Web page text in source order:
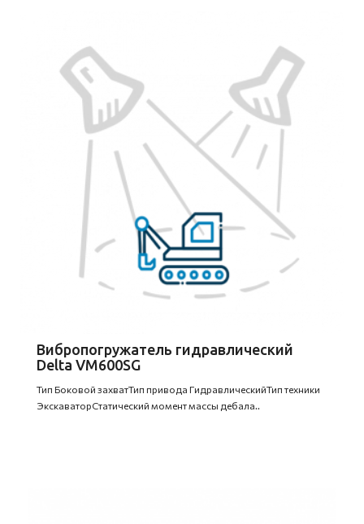
Вибропогружатель гидравлический
Delta VM600SG
Тип Боковой захватТип привода ГидравлическийТип техники
ЭкскаваторСтатический момент массы дебала..